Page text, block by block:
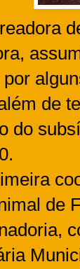
de
do
de